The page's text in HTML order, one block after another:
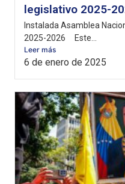
legislativo 2025-
Instalada Asamblea
2025-2026 Este...
Leer más
6 de enero de 2025